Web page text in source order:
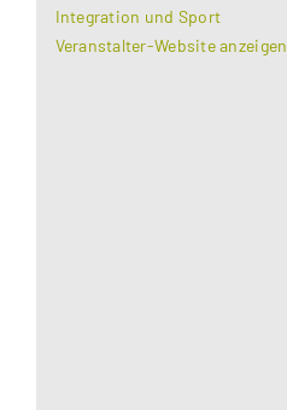
Integration und Sport
Veranstalter-Website anzeigen